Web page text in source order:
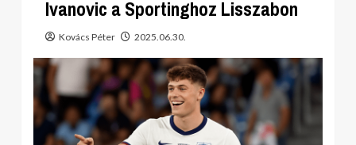
Ivanovic a Sportinghoz Lisszabon
Kovács Péter 2025.06.30.